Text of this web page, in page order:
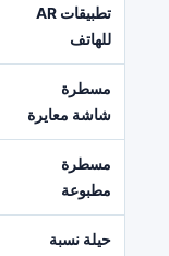
تطبيقات AR
للهاتف
مسطرة
شاشة معايرة
مسطرة
مطبوعة
حيلة نسبة